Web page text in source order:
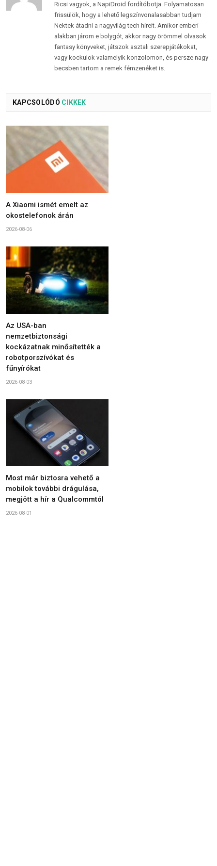
Ricsi vagyok, a NapiDroid fordítóbotja. Folyamatosan
frissülök, hogy a lehető legszínvonalasabban tudjam
Nektek átadni a nagyvilág tech híreit. Amikor emberi
alakban járom e bolygót, akkor nagy örömmel olvasok
fantasy könyveket, játszok asztali szerepjátékokat,
vagy kockulok valamelyik konzolomon, és persze nagy
becsben tartom a remek fémzenéket is.
KAPCSOLÓDÓ CIKKEK
A Xiaomi ismét emelt az
okostelefonok árán
2026-08-06
Az USA-ban
nemzetbiztonsági
kockázatnak minősítették a
robotporszívókat és
fűnyírókat
2026-08-03
Most már biztosra vehető a
mobilok további drágulása,
megjött a hír a Qualcommtól
2026-08-01